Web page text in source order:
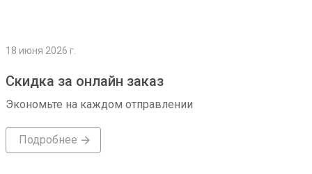
18 июня 2026 г.
Скидка за онлайн заказ
Экономьте на каждом отправлении
Подробнее